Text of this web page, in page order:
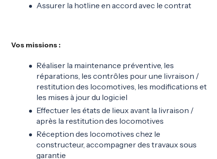
Assurer la hotline en accord avec le contrat
Vos missions :
Réaliser la maintenance préventive, les
réparations, les contrôles pour une livraison /
restitution des locomotives, les modifications et
les mises à jour du logiciel
Effectuer les états de lieux avant la livraison /
après la restitution des locomotives
Réception des locomotives chez le
constructeur, accompagner des travaux sous
garantie